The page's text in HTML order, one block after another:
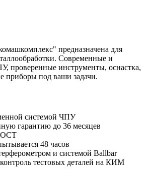
предназначена для
Современные и
проверенные инструменты, оснастка,
приборы под ваши задачи.
системой ЧПУ
гарантию до 36 месяцев
48 часов
и системой Ballbar
тестовых деталей на КИМ